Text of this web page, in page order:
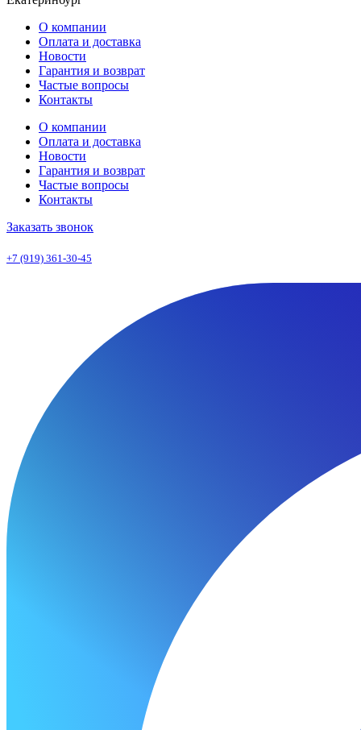
О компании
Оплата и доставка
Новости
Гарантия и возврат
Частые вопросы
Контакты
О компании
Оплата и доставка
Новости
Гарантия и возврат
Частые вопросы
Контакты
Заказать звонок
+7 (919) 361-30-45